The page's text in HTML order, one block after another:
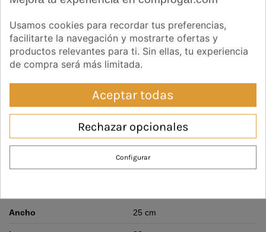
Descripción
Observaciones:
- Nos podemos adaptar a cualquier cambio de medidas, tipo de
madera, acabado o color.
- Si no encuentras lo que buscas, no dudes en preguntarnos para
hacer realidad tus sueños.
Ancho 25 cm
Usamos cookies para recordar tus preferencias,
facilitarte la navegación y mostrarte ofertas y
productos relevantes para ti. Sin ellas, tu experiencia
de compra será más limitada.
Aceptar todas
Rechazar opcionales
Configurar